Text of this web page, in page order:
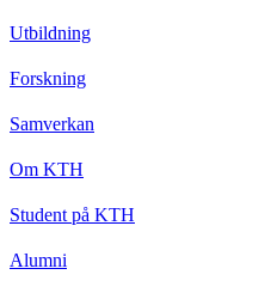
Utbildning
Forskning
Samverkan
Om KTH
Student på KTH
Alumni